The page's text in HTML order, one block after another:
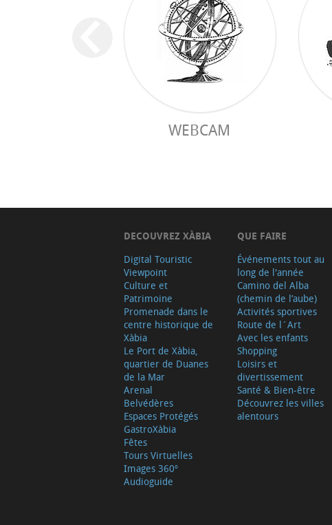
WEBCAM
DECOUVREZ XÀBIA
Digital Touristic
Viewpoint
Culture et
Patrimoine
Promenade dans le
centre historique de
Xàbia
Le Port de Xàbia,
quartier de Duanes
de la Mar
Arenal
Belvédères
Espaces Protégés
GastroXàbia
Fêtes
Tours Virtuelles
Images 360º
Audioguide
QUE FAIRE
Événements tout au
long de l'année
Camino del Alba
(chemin de l’aube)
Activités sportives
Route de l´Art
Avec les enfants
Shopping
Loisirs et
divertissement
Santé & Bien-être
Découvrez les villes
alentours